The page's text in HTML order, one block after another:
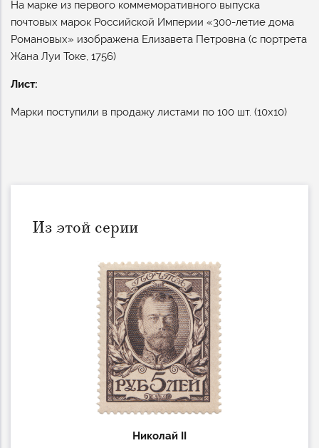
На марке из первого коммеморативного выпуска
почтовых марок Российской Империи «300-летие дома
Романовых» изображена Елизавета Петровна (с портрета
Жана Луи Токе, 1756)
Лист:
Марки поступили в продажу листами по 100 шт. (10x10)
Из этой серии
Николай II